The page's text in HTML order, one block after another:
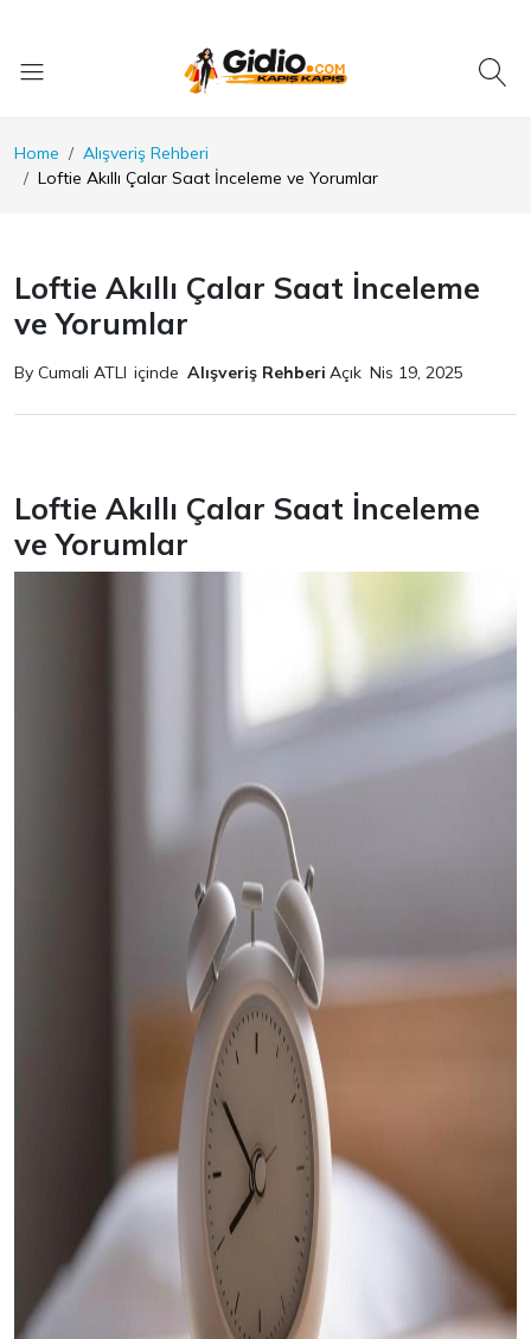
Home
Alışveriş Rehberi
Loftie Akıllı Çalar Saat İnceleme ve Yorumlar
Loftie Akıllı Çalar Saat İnceleme
ve Yorumlar
By Cumali ATLI içinde Alışveriş Rehberi Açık Nis 19, 2025
Loftie Akıllı Çalar Saat İnceleme
ve Yorumlar